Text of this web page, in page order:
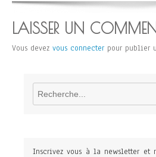
LAISSER UN
Vous devez vous connecter pour publier
Rechercher
Inscrivez vous à la newsletter et